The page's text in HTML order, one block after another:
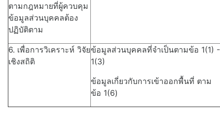
ตามกฎหมายที่ผู้ควบคุม
ข้อมูลส่วนบุคคลต้อง
ปฏิบัติตาม
6. เพื่อการวิเคราะห์ วิจัย
เชิงสถิติ
ข้อมูลส่วนบุคคลที่จำเป็นตามข้อ 1(1) -
1(3)
ข้อมูลเกี่ยวกับการเข้าออกพื้นที่ ตาม
ข้อ 1(6)